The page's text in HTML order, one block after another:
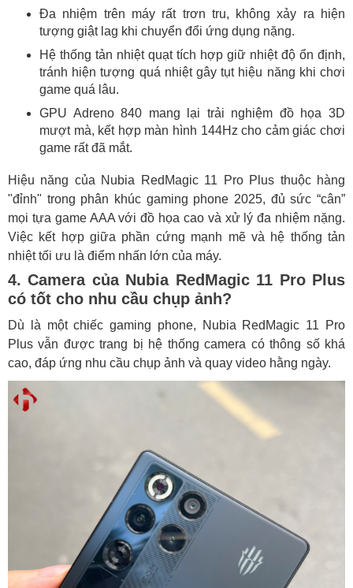
Đa nhiệm trên máy rất trơn tru, không xảy ra hiện
tượng giật lag khi chuyển đổi ứng dụng nặng.
Hệ thống tản nhiệt quạt tích hợp giữ nhiệt độ ổn định,
tránh hiện tượng quá nhiệt gây tụt hiệu năng khi chơi
game quá lâu.
GPU Adreno 840 mang lại trải nghiệm đồ họa 3D
mượt mà, kết hợp màn hình 144Hz cho cảm giác chơi
game rất đã mắt.
Hiệu năng của Nubia RedMagic 11 Pro Plus thuộc hàng
"đỉnh" trong phân khúc gaming phone 2025, đủ sức “cân”
mọi tựa game AAA với đồ họa cao và xử lý đa nhiệm nặng.
Việc kết hợp giữa phần cứng mạnh mẽ và hệ thống tản
nhiệt tối ưu là điểm nhấn lớn của máy.
4. Camera của Nubia RedMagic 11 Pro Plus
có tốt cho nhu cầu chụp ảnh?
Dù là một chiếc gaming phone, Nubia RedMagic 11 Pro
Plus vẫn được trang bị hệ thống camera có thông số khá
cao, đáp ứng nhu cầu chụp ảnh và quay video hằng ngày.